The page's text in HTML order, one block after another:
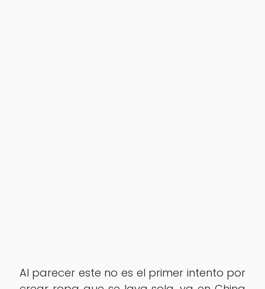
Al parecer este no es el primer intento por